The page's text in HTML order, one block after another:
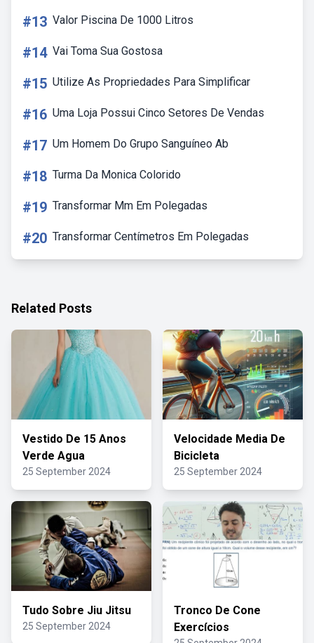
#13 Valor Piscina De 1000 Litros
#14 Vai Toma Sua Gostosa
#15 Utilize As Propriedades Para Simplificar
#16 Uma Loja Possui Cinco Setores De Vendas
#17 Um Homem Do Grupo Sanguíneo Ab
#18 Turma Da Monica Colorido
#19 Transformar Mm Em Polegadas
#20 Transformar Centímetros Em Polegadas
Related Posts
Vestido De 15 Anos
Verde Agua
25 September 2024
Velocidade Media De
Bicicleta
25 September 2024
Tudo Sobre Jiu Jitsu
25 September 2024
Tronco De Cone
Exercícios